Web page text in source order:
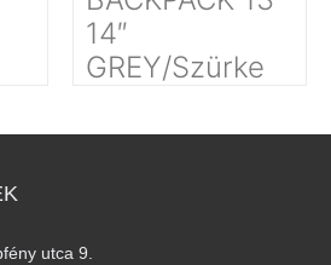
14″
GREY/Szürke
utca 9.